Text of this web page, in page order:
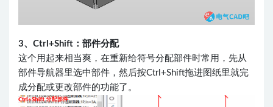
3、Ctrl+Shift：部件分配
这个用起来相当爽，在重新给符号分配部件时常用，先从
部件导航器里选中部件，然后按Ctrl+Shift拖进图纸里就完
成分配或更改部件的功能了。